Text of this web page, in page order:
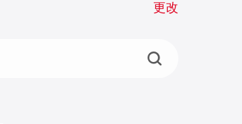
更改